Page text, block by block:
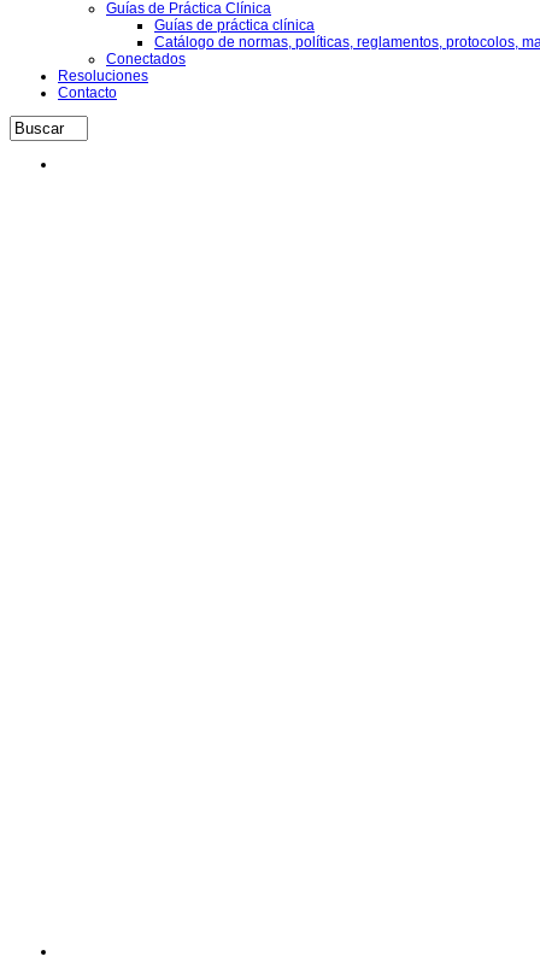
Guías de Práctica Clínica
Guías de práctica clínica
Catálogo de normas, políticas, reglamentos, protocolos,
Conectados
Resoluciones
Contacto